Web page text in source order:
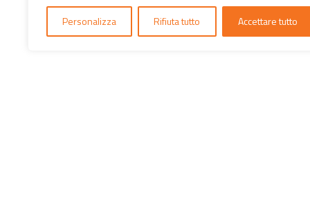
Personalizza Rifiuta tutto Accettare tutto